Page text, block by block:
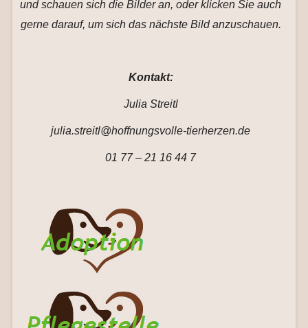
und schauen sich die Bilder an, oder klicken Sie auch
gerne darauf, um sich das nächste Bild anzuschauen.
Kontakt:
Julia Streitl
julia.streitl@hoffnungsvolle-tierherzen.de
01 77 – 21 16 44 7